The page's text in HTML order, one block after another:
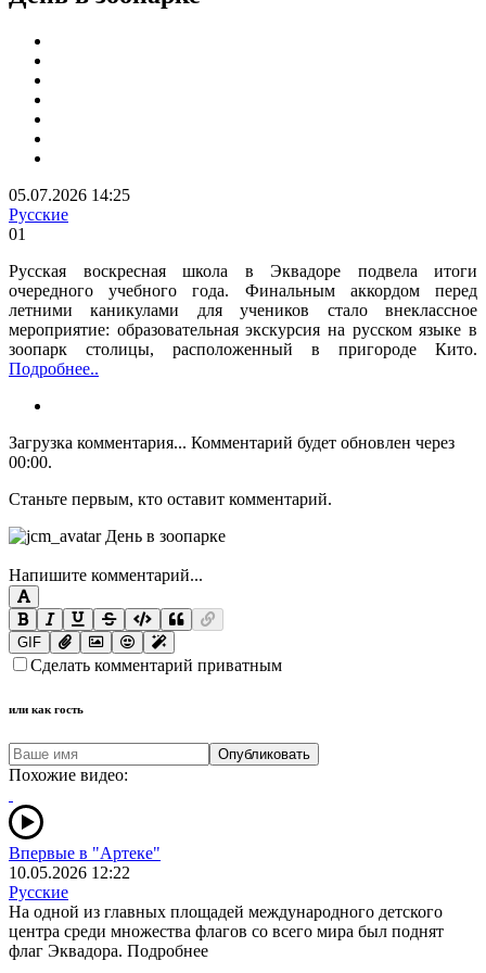
05.07.2026 14:25
Русские
01
Русская воскресная школа в Эквадоре подвела итоги
очередного учебного года. Финальным аккордом перед
летними каникулами для учеников стало внеклассное
мероприятие: образовательная экскурсия на русском языке в
зоопарк столицы, расположенный в пригороде Кито.
Подробнее..
Загрузка комментария... Комментарий будет обновлен через
00:00.
Станьте первым, кто оставит комментарий.
Напишите комментарий...
GIF
Сделать комментарий приватным
или как гость
Опубликовать
Похожие видео:
Впервые в "Артеке"
10.05.2026 12:22
Русские
На одной из главных площадей международного детского
центра среди множества флагов со всего мира был поднят
флаг Эквадора. Подробнее